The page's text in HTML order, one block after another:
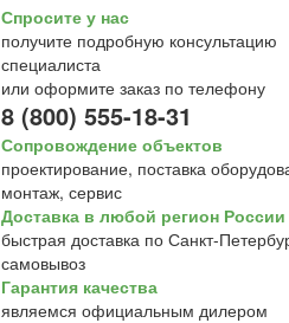
Спросите у нас
получите подробную консультацию
специалиста
или оформите заказ по телефону
8 (800) 555-18-31
Сопровождение объектов
проектирование, поставка
монтаж, сервис
Доставка в любой регион России
быстрая доставка по Санкт-
самовывоз
Гарантия качества
являемся официальным дилером